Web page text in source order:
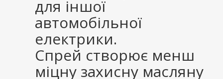
для іншої
автомобільної
електрики.
Спрей створює менш
міцну захисну масляну